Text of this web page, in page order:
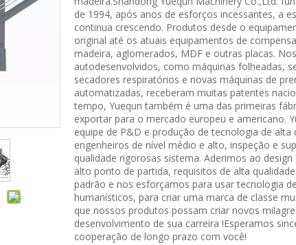
de 1994, após anos de esforços incessantes, a
continua crescendo. Produtos desde o
original até os atuais equipamentos de
madeira, aglomerados, MDF e outras placas.
autodesenvolvidos, como máquinas folheadas,
secadores respiratórios e novas máquinas de
automatizadas, receberam muitas patentes
tempo, Yuequn também é uma das primeiras
exportar para o mercado europeu e americano.
equipe de P&D e produção de tecnologia de alta
engenheiros de nível médio e alto, inspeção e
qualidade rigorosas sistema. Aderimos ao design
alto ponto de partida, requisitos de alta
padrão e nos esforçamos para usar tecnologia
humanísticos, para criar uma marca de classe
que nossos produtos possam criar novos
desenvolvimento de sua carreira !Esperamos
cooperação de longo prazo com você!